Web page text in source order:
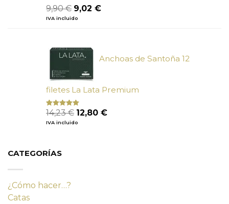
9,90€ El
precio
9,90 €.
9,02 €El
IVA incluido
Anchoas de Santoña 12
filetes La Lata Premium
Valorado
con
de 5
14,23€ El
precio
12,80 €El
IVA incluido
CATEGORÍAS
¿Cómo hacer…?
Catas